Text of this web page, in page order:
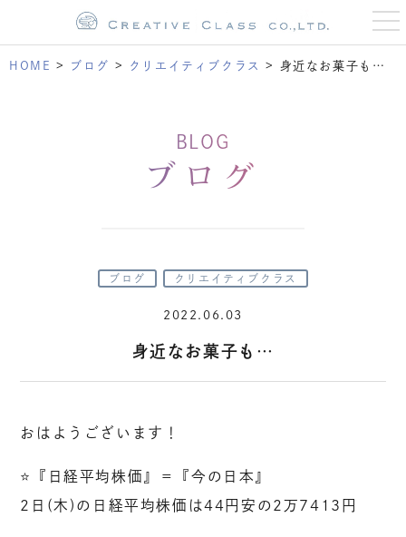
t
o
g
HOME > ブログ > クリエイティブクラス > 身近なお菓子も…
BLOG
ブログ
ブログ クリエイティブクラス
2022.06.03
身近なお菓子も…
おはようございます！
⭐️『日経平均株価』＝『今の日本』
2日(木)の日経平均株価は44円安の2万7413円